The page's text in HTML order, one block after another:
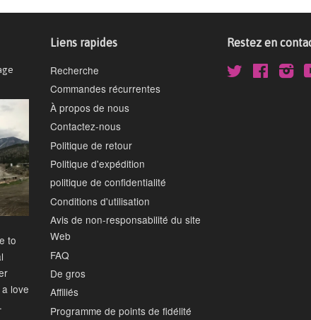
to
love
Liens rapides
Recherche
Commandes récurrentes
À propos de nous
Contactez-nous
Politique de retour
Politique d'expédition
politique de confidentialité
Conditions d'utilisation
Avis de non-responsabilité du site
Web
FAQ
De gros
Affiliés
Programme de points de fidélité
Restez en
Twitter